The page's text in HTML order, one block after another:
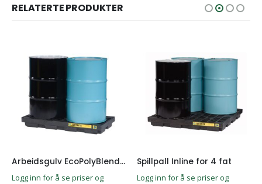
RELATERTE PRODUKTER
Arbeidsgulv EcoPolyBlend for 2 fat
Logg inn for å se priser og
Spillpall Inline for 4 fat
Logg inn for å se priser og